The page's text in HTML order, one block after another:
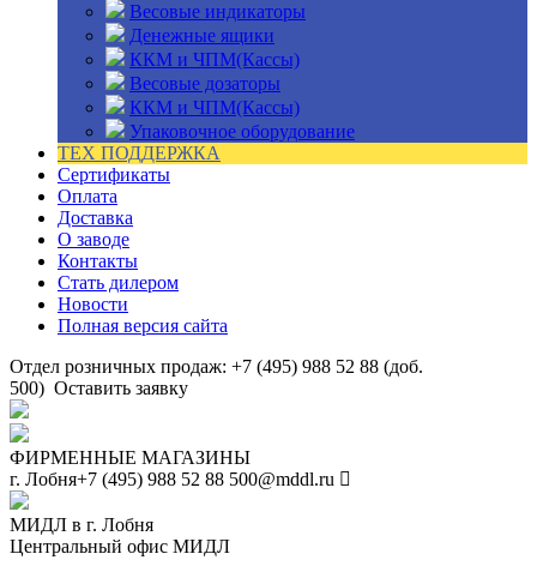
Весовые индикаторы
Денежные ящики
ККМ и ЧПМ(Кассы)
Весовые дозаторы
ККМ и ЧПМ(Кассы)
Упаковочное оборудование
ТЕХ ПОДДЕРЖКА
Сертификаты
Оплата
Доставка
О заводе
Контакты
Стать дилером
Новости
Полная версия сайта
Отдел розничных продаж: +7 (495) 988 52 88 (доб.
500) Оставить заявку
ФИРМЕННЫЕ МАГАЗИНЫ
г. Лобня+7 (495) 988 52 88 500@mddl.ru
МИДЛ в г. Лобня
Центральный офис МИДЛ